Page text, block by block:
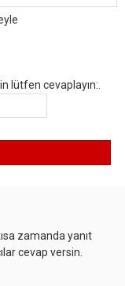
lütfen cevaplayın:.
zamanda yanıt
cevap versin.